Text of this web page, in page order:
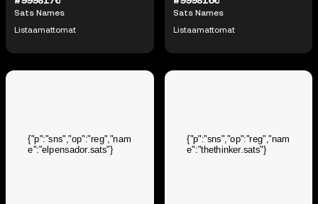
Sats Names
Listaamattomat
Sats Names
Listaamattomat